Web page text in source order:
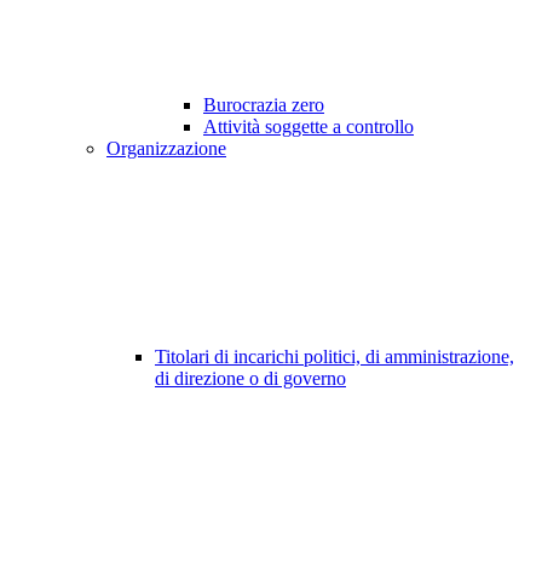
Burocrazia zero
Attività soggette a controllo
Organizzazione
Titolari di incarichi politici, di amministrazione,
di direzione o di governo